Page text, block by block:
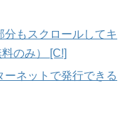
もスクロールしてキ
のみ） [C!]
ネットで発行できる